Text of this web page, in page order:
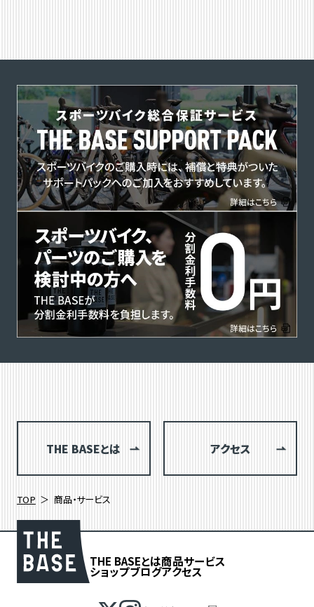
THE BASEとは アクセス
TOP 商品・サービス
THE BASEとは商品サービス
ショップブログアクセス